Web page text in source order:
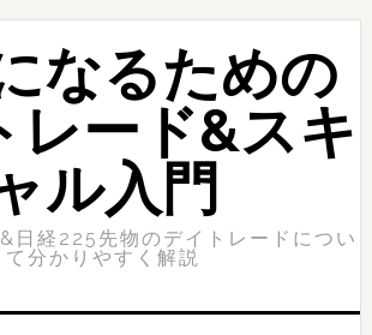
なるための
レード&スキ
ル入門
日経225先物のデイトレードについ
て分かりやすく解説